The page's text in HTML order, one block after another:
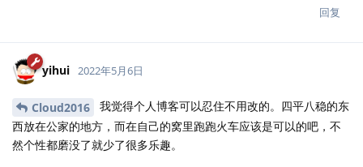
回复
yihui 2022年5月6日
Cloud2016
我觉得个人博客可以忍住不用改的。四平八稳的东
西放在公家的地方，而在自己的窝里跑跑火车应该是可以的吧，不
然个性都磨没了就少了很多乐趣。